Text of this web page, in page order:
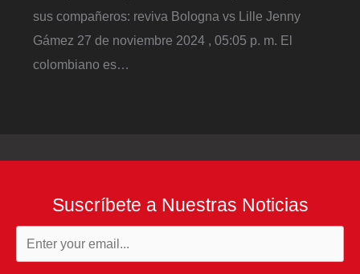
sus compañeros: reviva Bologna vs Lille Jenny
Gámez 27 de noviembre 2024 , 05:05 p. m. El
colombiano es…
Suscríbete a Nuestras Noticias